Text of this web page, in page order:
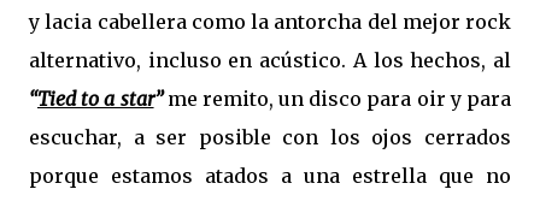
y lacia cabellera como la antorcha del mejor rock
alternativo, incluso en acústico. A los hechos, al
“Tied to a star”me remito, un disco para oir y para
escuchar, a ser posible con los ojos cerrados
porque estamos atados a una estrella que no